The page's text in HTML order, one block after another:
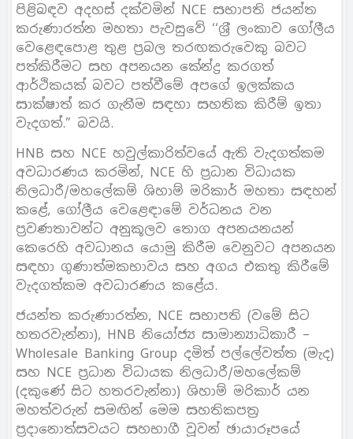
පිළිබඳව අදහස් දක්වමින් NCE සභාපති ජයන්ත
කරුණාරත්න මහතා පැවසුවේ ‘‘ශ‍්‍රී ලංකාව ගෝලීය
වෙළෙඳපොළ තුළ ප‍්‍රබල තරඟකරුවෙකු බවට
පත්කිරීමට සහ අපනයන කේන්ද්‍ර කරගත්
ආර්ථිකයක් බවට පත්වීමේ අපගේ ඉලක්කය
සාක්ෂාත් කර ගැනීම සඳහා සහතික කිරීම් ඉතා
වැදගත්.” බවයි.
HNB සහ NCE හවුල්කාරිත්වයේ ඇති වැදගත්කම
අවධාරණය කරමින්, NCE හි ප‍්‍රධාන විධායක
නිලධාරී/මහලේකම් ශිහාම් මරිකාර් මහතා සඳහන්
කළේ, ගෝලීය වෙළෙඳාමේ වර්ධනය වන
ප‍්‍රවණතාවන්ට අනුකූලව තොග අපනයනයන්
කෙරෙහි අවධානය යොමු කිරීම වෙනුවට අපනයන
සඳහා ගුණාත්මකභාවය සහ අගය එකතු කිරීමේ
වැදගත්කම අවධාරණය කළේය.
ජයන්ත කරුණාරත්න, NCE සභාපති (වමේ සිට
හතරවැන්නා), HNB නියෝජ්‍ය සාමාන්‍යාධිකාරී –
Wholesale Banking Group දමිත් පල්ලේවත්ත (මැද)
සහ NCE ප‍්‍රධාන විධායක නිලධාරී/මහලේකම්
(දකුණේ සිට හතරවැන්නා) ශිහාම් මරිකාර් යන
මහත්වරුන් සමඟින් මෙම සහතිකපත‍්‍ර
ප‍්‍රදානොත්සවයට සහභාගී වූවන් ඡායාරූපයේ